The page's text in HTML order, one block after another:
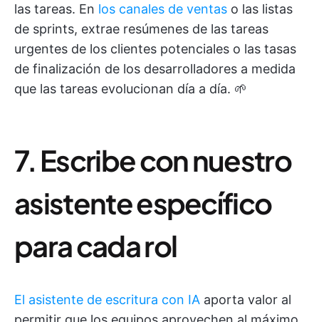
las tareas. En los canales de ventas o las listas
de sprints, extrae resúmenes de las tareas
urgentes de los clientes potenciales o las tasas
de finalización de los desarrolladores a medida
que las tareas evolucionan día a día. 🌱
7. Escribe con nuestro
asistente específico
para cada rol
El asistente de escritura con IA aporta valor al